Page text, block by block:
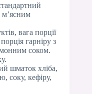
м’ясним
вага порції
гарніру з
соком.
шматок хліба,
соку, кефіру,